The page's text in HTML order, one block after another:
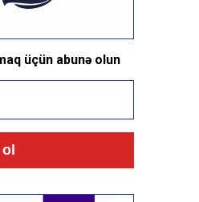
üçün abunə olun